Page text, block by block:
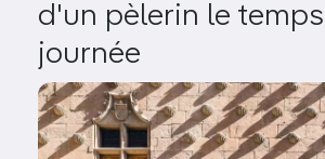
d'un pèlerin le
journée
Image